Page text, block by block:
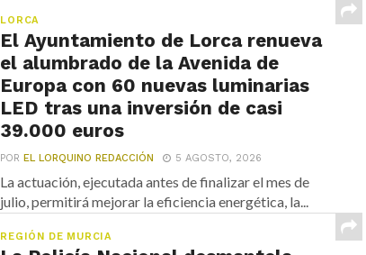
LORCA
El Ayuntamiento de Lorca renueva
el alumbrado de la Avenida de
Europa con 60 nuevas luminarias
LED tras una inversión de casi
39.000 euros
POREL LORQUINO REDACCIÓN 5 AGOSTO, 2026
La actuación, ejecutada antes de finalizar el mes de
julio, permitirá mejorar la eficiencia energética, la...
REGIÓN DE MURCIA